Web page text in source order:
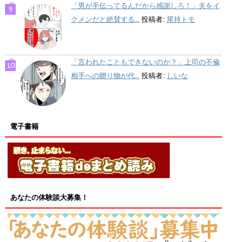
「男が手伝ってるんだから感謝しろ！」夫をイ
クメンだと絶賛する... 投稿者: 尾持トモ
「言われたこともできないのか？」上司の不倫
相手への贈り物が代... 投稿者: しいな
電子書籍
あなたの体験談大募集！